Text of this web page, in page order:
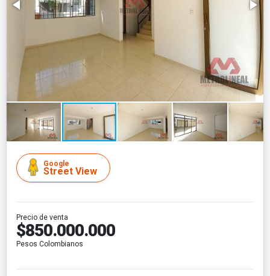
Google
Street View
Precio de venta
$850.000.000
Pesos Colombianos